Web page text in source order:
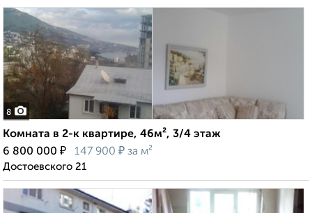
8
Комната в 2-к квартире, 46м², 3/4 этаж
6 800 000 ₽ 147 900 ₽ за м²
Достоевского 21